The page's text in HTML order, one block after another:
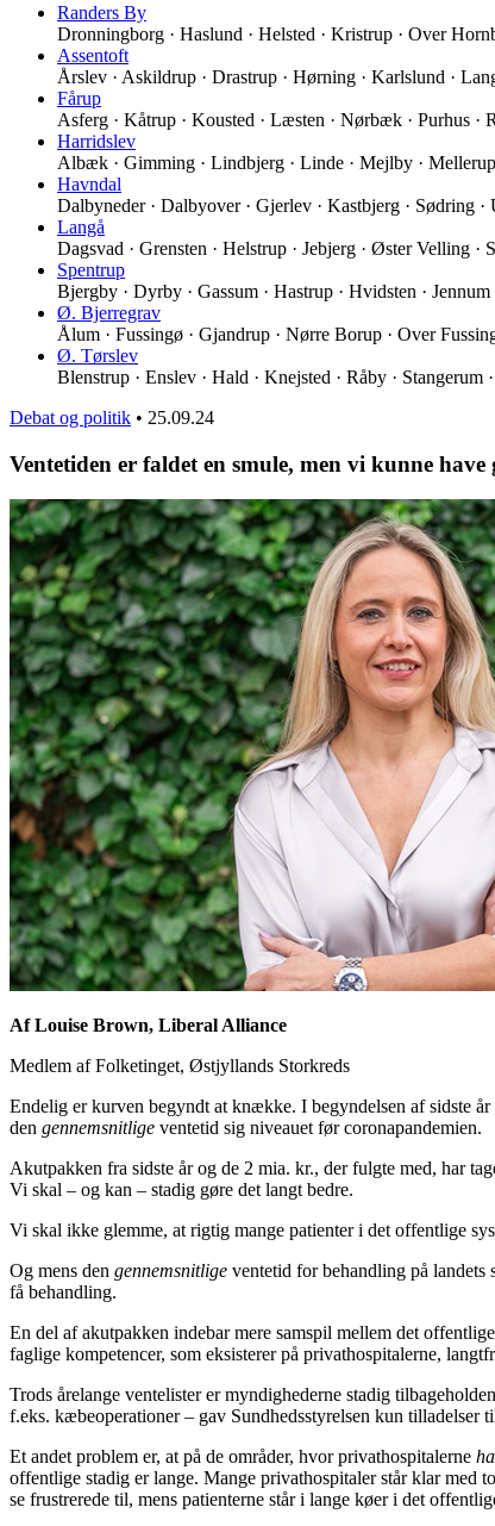
Randers By
Dronningborg · Haslund · Helsted · Kristrup · Over
Assentoft
Årslev · Askildrup · Drastrup · Hørning · Karlslund ·
Fårup
Asferg · Kåtrup · Kousted · Læsten · Nørbæk · Purhus ·
Harridslev
Albæk · Gimming · Lindbjerg · Linde · Mejlby ·
Havndal
Dalbyneder · Dalbyover · Gjerlev · Kastbjerg · Sødring
Langå
Dagsvad · Grensten · Helstrup · Jebjerg · Øster Velling
Spentrup
Bjergby · Dyrby · Gassum · Hastrup · Hvidsten ·
Ø. Bjerregrav
Ålum · Fussingø · Gjandrup · Nørre Borup · Over
Ø. Tørslev
Blenstrup · Enslev · Hald · Knejsted · Råby · Stangerum
Debat og politik • 25.09.24
Ventetiden er faldet en smule, men vi kunne
Af Louise Brown, Liberal Alliance
Medlem af Folketinget, Østjyllands Storkreds
Endelig er kurven begyndt at knække. I begyndelsen af sidste
den gennemsnitlige ventetid sig niveauet før coronapandemien.
Akutpakken fra sidste år og de 2 mia. kr., der fulgte med, har
Vi skal – og kan – stadig gøre det langt bedre.
Vi skal ikke glemme, at rigtig mange patienter i det offentlige
Og mens den gennemsnitlige ventetid for behandling på
få behandling.
En del af akutpakken indebar mere samspil mellem det
faglige kompetencer, som eksisterer på privathospitalerne,
Trods årelange ventelister er myndighederne stadig
f.eks. kæbeoperationer – gav Sundhedsstyrelsen kun tilladelser
Et andet problem er, at på de områder, hvor privathospitalerne
offentlige stadig er lange. Mange privathospitaler står klar med
se frustrerede til, mens patienterne står i lange køer i det